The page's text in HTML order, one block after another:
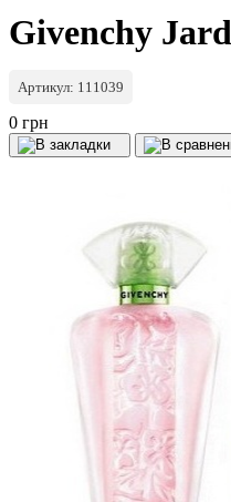
Givenchy
Артикул: 111039
0 грн